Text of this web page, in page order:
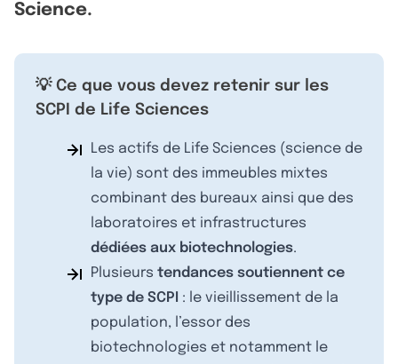
Science.
💡 Ce que vous devez retenir sur les
SCPI de Life Sciences
Les actifs de Life Sciences (science de
la vie) sont des immeubles mixtes
combinant des bureaux ainsi que des
laboratoires et infrastructures
dédiées aux biotechnologies.
Plusieurs tendances soutiennent ce
type de SCPI : le vieillissement de la
population, l’essor des
biotechnologies et notamment le